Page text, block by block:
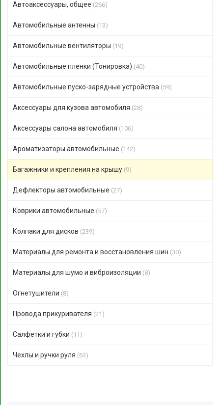
Автоаксессуары, общее (266)
Автомобильные антенны (13)
Автомобильные вентиляторы (19)
Автомобильные пленки (Тонировка) (40)
Автомобильные пуско-зарядные устройства (59)
Аксессуары для кузова автомобиля (28)
Аксессуары салона автомобиля (106)
Ароматизаторы автомобильные (142)
Багажники и крепления на крышу (9)
Дефлекторы автомобильные (27)
Коврики автомобильные (57)
Колпаки для дисков (239)
Материалы для ремонта и восстановления шин (30)
Материалы для шумо и виброизоляции (8)
Огнетушители (8)
Провода прикуривателя (21)
Салфетки и губки (11)
Чехлы и ручки руля (63)